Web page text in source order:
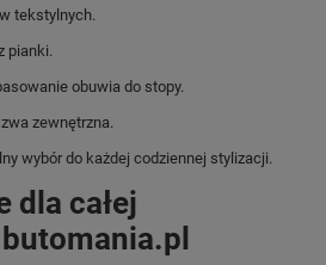
tekstylnych.
pianki.
obuwia do stopy.
zewnętrzna.
wybór do każdej codziennej stylizacji.
dla całej